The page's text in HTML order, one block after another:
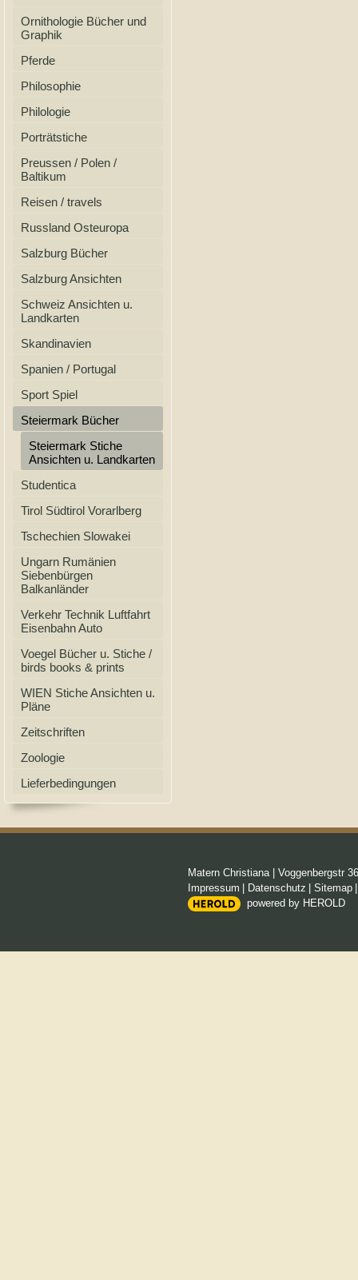
Ornithologie Bücher und
Graphik
Pferde
Philosophie
Philologie
Porträtstiche
Preussen / Polen /
Baltikum
Reisen / travels
Russland Osteuropa
Salzburg Bücher
Salzburg Ansichten
Schweiz Ansichten u.
Landkarten
Skandinavien
Spanien / Portugal
Sport Spiel
Steiermark Bücher
Steiermark Stiche
Ansichten u. Landkarten
Studentica
Tirol Südtirol Vorarlberg
Tschechien Slowakei
Ungarn Rumänien
Siebenbürgen
Balkanländer
Verkehr Technik Luftfahrt
Eisenbahn Auto
Voegel Bücher u. Stiche /
birds books & prints
WIEN Stiche Ansichten u.
Pläne
Zeitschriften
Zoologie
Lieferbedingungen
Matern Christiana| Voggenbergstr 36
Impressum
Datenschutz Sitemap
powered by HEROLD